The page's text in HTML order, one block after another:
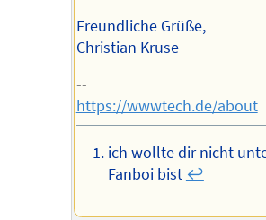
Freundliche Grüße,
Christian Kruse
--
https://wwwtech.de/about
ich wollte dir nicht
Fanboi bist ↩︎